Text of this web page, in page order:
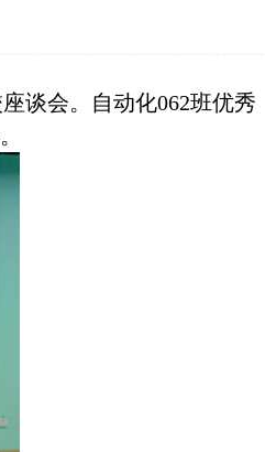
谈会。自动化062班优秀